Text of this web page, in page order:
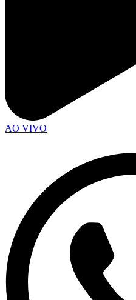
AO VIVO